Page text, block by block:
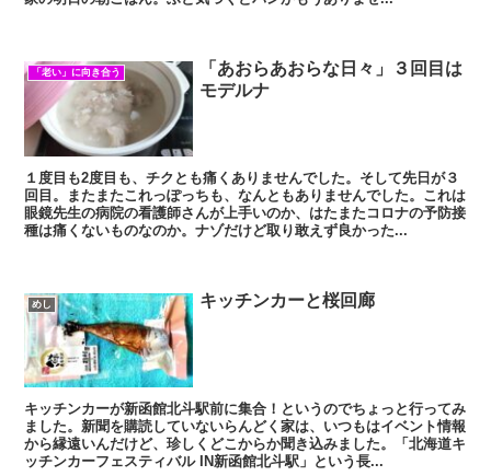
「老い」に向き合う
「あおらあおらな日々」３回目は
モデルナ
１度目も2度目も、チクとも痛くありませんでした。そして先日が３
回目。またまたこれっぽっちも、なんともありませんでした。これは
眼鏡先生の病院の看護師さんが上手いのか、はたまたコロナの予防接
種は痛くないものなのか。ナゾだけど取り敢えず良かった...
めし キッチンカーと桜回廊
キッチンカーが新函館北斗駅前に集合！というのでちょっと行ってみ
ました。新聞を購読していないらんどく家は、いつもはイベント情報
から縁遠いんだけど、珍しくどこからか聞き込みました。「北海道キ
ッチンカーフェスティバル IN新函館北斗駅」という長...